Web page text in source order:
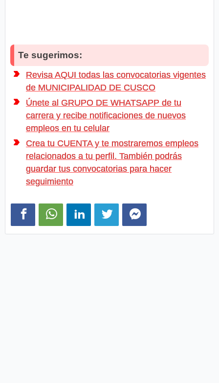
Te sugerimos:
Revisa AQUI todas las convocatorias vigentes
de MUNICIPALIDAD DE CUSCO
Únete al GRUPO DE WHATSAPP de tu
carrera y recibe notificaciones de nuevos
empleos en tu celular
Crea tu CUENTA y te mostraremos empleos
relacionados a tu perfil. También podrás
guardar tus convocatorias para hacer
seguimiento